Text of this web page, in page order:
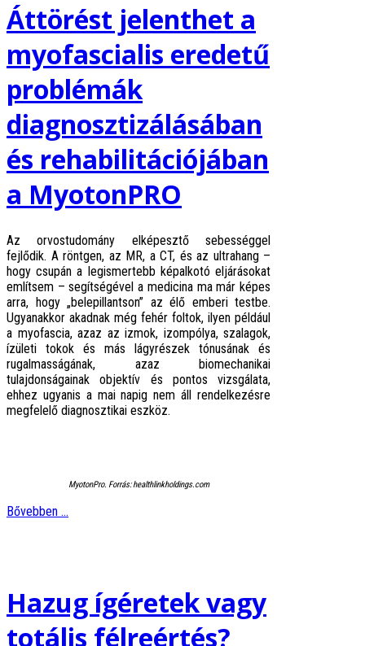
Áttörést jelenthet a
myofascialis eredetű
problémák
diagnosztizálásában
és rehabilitációjában
a MyotonPRO
Az orvostudomány elképesztő sebességgel
fejlődik. A röntgen, az MR, a CT, és az ultrahang –
hogy csupán a legismertebb képalkotó eljárásokat
említsem – segítségével a medicina ma már képes
arra, hogy „belepillantson” az élő emberi testbe.
Ugyanakkor akadnak még fehér foltok, ilyen például
a myofascia, azaz az izmok, izompólya, szalagok,
ízületi tokok és más lágyrészek tónusának és
rugalmasságának, azaz biomechanikai
tulajdonságainak objektív és pontos vizsgálata,
ehhez ugyanis a mai napig nem áll rendelkezésre
megfelelő diagnosztikai eszköz.
MyotonPro. Forrás: healthlinkholdings.com
Bővebben ...
Hazug ígéretek vagy
totális félreértés?